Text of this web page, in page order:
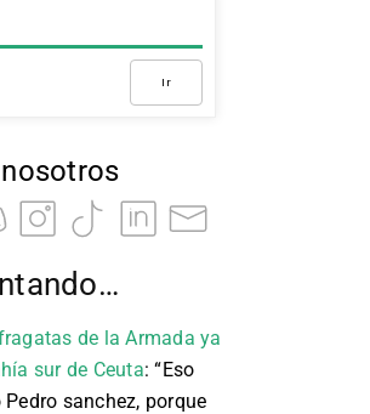
Ir
de la Armada ya
sur de Ceuta: “Eso
sanchez, porque